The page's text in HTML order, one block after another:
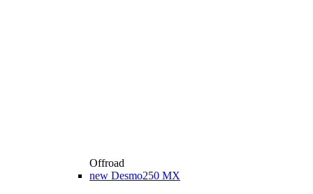
Offroad
new Desmo250 MX